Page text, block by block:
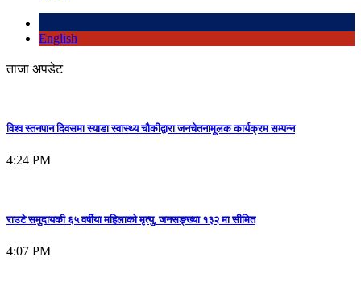
English
ताजा अपडेट
विश्व स्तनपान दिवसमा स्याडा स्वास्थ्य चौकीद्वारा जनचेतनामूलक कार्यक्रम सम्पन्न
4:24 PM
राउटे समुदायकी ६५ वर्षीया महिलाको मृत्यु, जनसङ्ख्या १३२ मा सीमित
4:07 PM